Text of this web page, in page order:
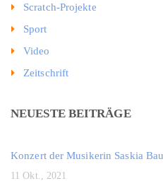
Scratch-Projekte
Sport
Video
Zeitschrift
NEUESTE BEITRÄGE
Konzert der Musikerin Saskia
11 Okt., 2021